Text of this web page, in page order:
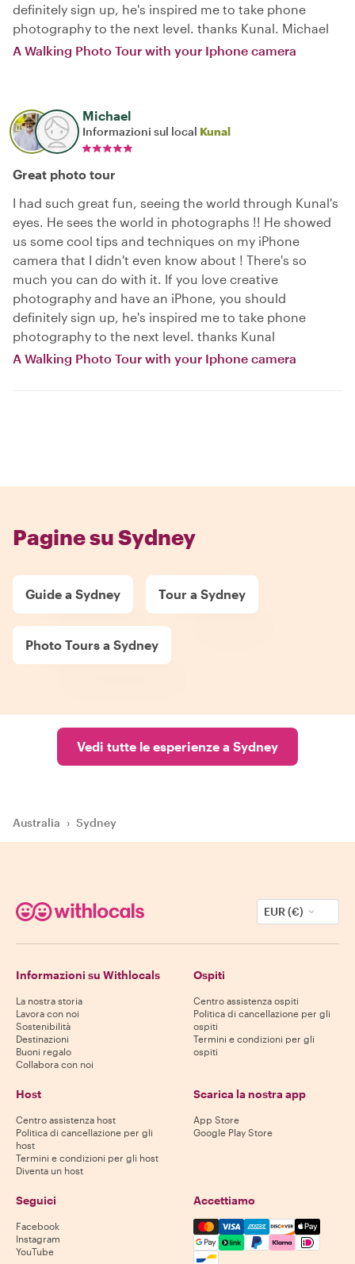
definitely sign up, he's inspired me to take phone
photography to the next level. thanks Kunal. Michael
A Walking Photo Tour with your Iphone camera
Michael
Informazioni sul local Kunal
Great photo tour
I had such great fun, seeing the world through Kunal's
eyes. He sees the world in photographs !! He showed
us some cool tips and techniques on my iPhone
camera that I didn't even know about ! There's so
much you can do with it. If you love creative
photography and have an iPhone, you should
definitely sign up, he's inspired me to take phone
photography to the next level. thanks Kunal
A Walking Photo Tour with your Iphone camera
Pagine su Sydney
Guide a Sydney Tour a Sydney
Photo Tours a Sydney
Vedi tutte le esperienze a Sydney
Australia › Sydney
EUR (€)
Informazioni su Withlocals
La nostra storia
Lavora con noi
Sostenibilità
Destinazioni
Buoni regalo
Collabora con noi
Ospiti
Centro assistenza ospiti
Politica di cancellazione per gli
ospiti
Termini e condizioni per gli
ospiti
Host
Centro assistenza host
Politica di cancellazione per gli
host
Termini e condizioni per gli host
Diventa un host
Scarica la nostra app
App Store
Google Play Store
Seguici
Facebook
Instagram
YouTube
Accettiamo
Mastercard, Visa, Amex,